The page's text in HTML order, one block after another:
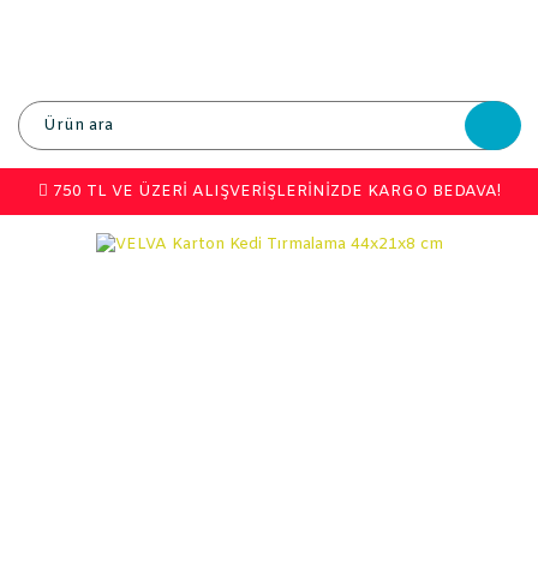
750 TL VE ÜZERİ ALIŞVERİŞLERİNİZDE KARGO BEDAVA!